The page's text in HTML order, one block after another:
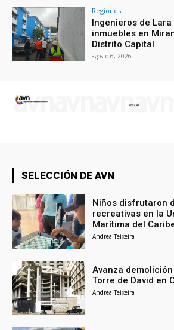
Regiones
Ingenieros de
inmuebles en
Distrito Capital
agosto 6, 2026
SELECCIÓN DE AVN
Niños disfrutaron
recreativas en la
Marítima del
Andrea Teixeira
Avanza
Torre de David en
Andrea Teixeira